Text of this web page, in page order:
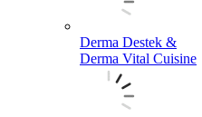
Derma Destek &
Derma Vital Cuisine